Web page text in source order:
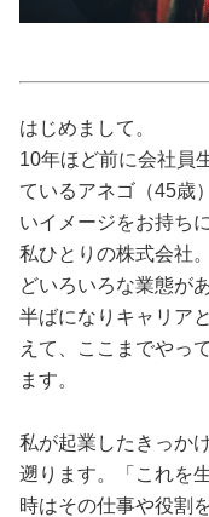
占い
性と愛
ゲーム
はじめまして。
10年ほど前に会社員
ているアネゴ（45歳
いイメージをお持ち
私ひとりの株式会社
どいろいろな業態が
半ばになりキャリア
えて、ここまでやっ
ます。
私が起業したきっか
遡ります。「これを
時はその仕事や役割